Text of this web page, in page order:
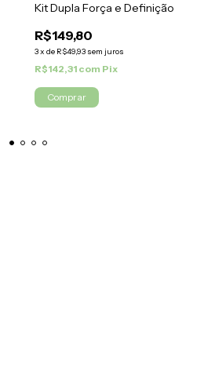
Kit Dupla Força e Definição
R$149,80
3x de R$49,93 sem juros
R$142,31 com Pix